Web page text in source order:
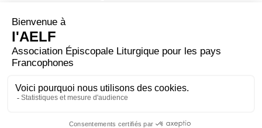
RÉPONS
V/ La loi du Seigneur est parfaite,
elle redonne vie.
ORAISON
que nos pensées deviennent tes pensées et nous